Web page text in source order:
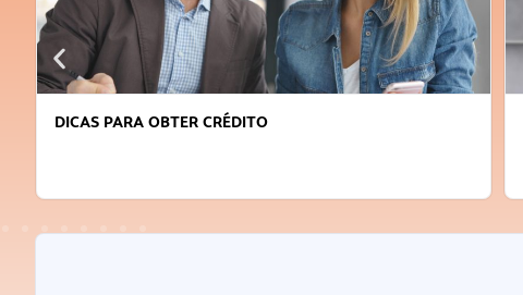
DICAS PARA OBTER CRÉDITO